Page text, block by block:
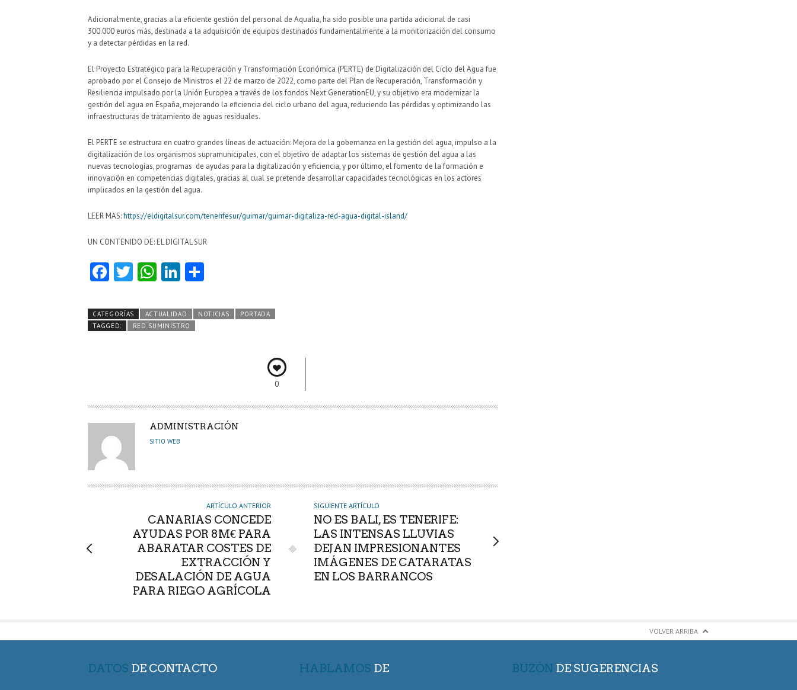
Adicionalmente, gracias a la eficiente gestión del personal de Aqualia, ha sido posible una partida adicional de casi
300.000 euros más, destinada a la adquisición de equipos destinados fundamentalmente a la monitorización del consumo
y a detectar pérdidas en la red.
El Proyecto Estratégico para la Recuperación y Transformación Económica (PERTE) de Digitalización del Ciclo del Agua fue
aprobado por el Consejo de Ministros el 22 de marzo de 2022, como parte del Plan de Recuperación, Transformación y
Resiliencia impulsado por la Unión Europea a través de los fondos Next GenerationEU, y su objetivo era modernizar la
gestión del agua en España, mejorando la eficiencia del ciclo urbano del agua, reduciendo las pérdidas y optimizando las
infraestructuras de tratamiento de aguas residuales.
El PERTE se estructura en cuatro grandes líneas de actuación: Mejora de la gobernanza en la gestión del agua, impulso a la
digitalización de los organismos supramunicipales, con el objetivo de adaptar los sistemas de gestión del agua a las
nuevas tecnologías, programas de ayudas para la digitalización y eficiencia, y por último, el fomento de la formación e
innovación en competencias digitales, gracias al cual se pretende desarrollar capacidades tecnológicas en los actores
implicados en la gestión del agua.
LEER MAS:https://eldigitalsur.com/tenerifesur/guimar/guimar-digitaliza-red-agua-digital-island/
UN CONTENIDO DE: EL DIGITAL SUR
Fa
b
o
T
itt
er
W
ts
A
Li
e
dI
m
CATEGORÍAS ACTUALIDAD NOTICIAS
PORTADA
TAGGED:
RED SUMINISTRO
0
A
U
R
ADMINISTRACIÓN
SITIO WEB
ARTÍCULO ANTERIOR
CANARIAS CONCEDE
AYUDAS POR 8M€ PARA
ABARATAR COSTES DE
EXTRACCIÓN Y
DESALACIÓN DE AGUA
PARA RIEGO AGRÍCOLA
SIGUIENTE ARTÍCULO
NO ES BALI, ES TENERIFE:
LAS INTENSAS LLUVIAS
DEJAN IMPRESIONANTES
IMÁGENES DE CATARATAS
EN LOS BARRANCOS
VOLVER ARRIBA
DATOS DE CONTACTO HABLAMOS DE BUZÓN DE SUGERENCIAS